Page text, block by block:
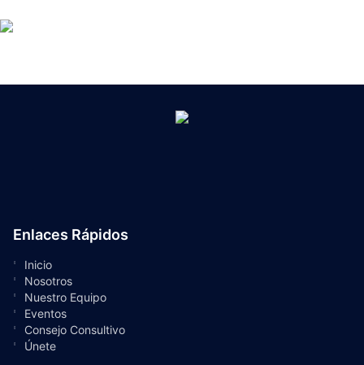
Enlaces Rápidos
Inicio
Nosotros
Nuestro Equipo
Eventos
Consejo Consultivo
Únete